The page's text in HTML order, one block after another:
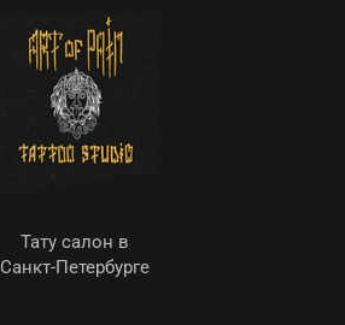
Тату салон в
Санкт-Петербурге